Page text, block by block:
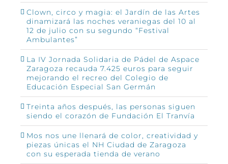
Clown, circo y magia: el Jardín de las Artes
dinamizará las noches veraniegas del 10 al
12 de julio con su segundo “Festival
Ambulantes”
La IV Jornada Solidaria de Pádel de Aspace
Zaragoza recauda 7.425 euros para seguir
mejorando el recreo del Colegio de
Educación Especial San Germán
Treinta años después, las personas siguen
siendo el corazón de Fundación El Tranvía
Mos nos une llenará de color, creatividad y
piezas únicas el NH Ciudad de Zaragoza
con su esperada tienda de verano